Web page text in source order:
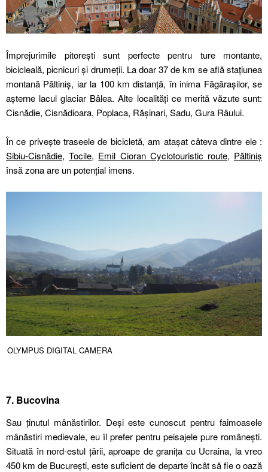
Împrejurimile pitorești sunt perfecte pentru ture montante,
bicicleală, picnicuri și drumeții. La doar 37 de km se află stațiunea
montană Păltiniș, iar la 100 km distanță, în inima Făgărașilor, se
așterne lacul glaciar Bâlea. Alte localități ce merită văzute sunt:
Cisnădie, Cisnădioara, Poplaca, Rășinari, Sadu, Gura Râului.
În ce privește traseele de bicicletă, am atașat câteva dintre ele :
Sibiu-Cisnădie,Tocile, Emil Cioran Cyclotouristic route, Păltiniș
însă zona are un potențial imens.
OLYMPUS DIGITAL CAMERA
7. Bucovina
Sau ținutul mânăstirilor. Deși este cunoscut pentru faimoasele
mânăstiri medievale, eu îl prefer pentru peisajele pure românești.
Situată în nord-estul țării, aproape de granița cu Ucraina, la vreo
450 km de București, este suficient de departe încât să fie o oază